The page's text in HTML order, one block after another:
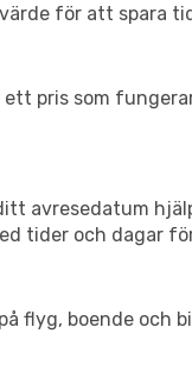
för att spara
pris som
avresedatum
tider och dagar
flyg, boende och